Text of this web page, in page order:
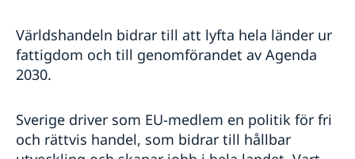
Världshandeln bidrar till att lyfta hela länder ur
fattigdom och till genomförandet av Agenda
2030.
Sverige driver som EU-medlem en politik för fri
och rättvis handel, som bidrar till hållbar